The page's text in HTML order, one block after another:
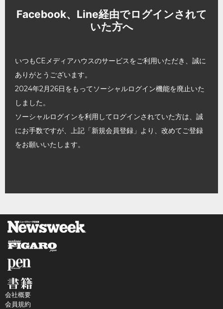
Facebook、Line経由でログインされて
いた方へ
いつもCEメディアハウスのサービスをご利用いただき、誠に
ありがとうございます。
2024年2月26日をもってソーシャルログイン機能を廃止いた
しました。
ソーシャルログインを利用してログインされていた方は、誠
にお手数ですが、上記「新規会員登録」より、改めてご登録
をお願いいたします。
会社概要
会員規約